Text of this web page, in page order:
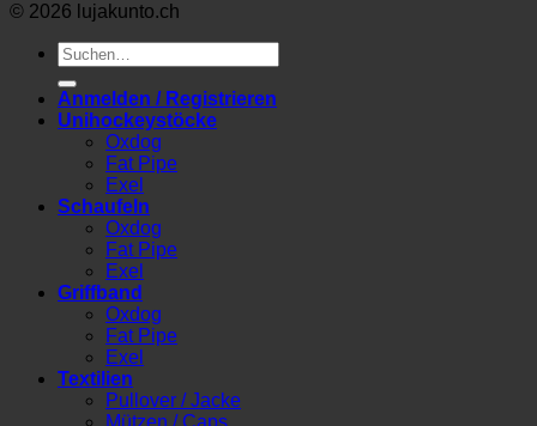
© 2026 lujakunto.ch
Suche
nach:
Anmelden / Registrieren
Unihockeystöcke
Oxdog
Fat Pipe
Exel
Schaufeln
Oxdog
Fat Pipe
Exel
Griffband
Oxdog
Fat Pipe
Exel
Textilien
Pullover / Jacke
Mützen / Caps